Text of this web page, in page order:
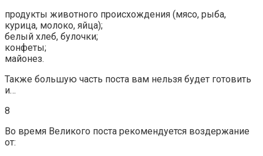
продукты животного происхождения (мясо, рыба,
курица, молоко, яйца);
белый хлеб, булочки;
конфеты;
майонез.
Также большую часть поста вам нельзя будет готовить
и…
8
Во время Великого поста рекомендуется воздержание
от: